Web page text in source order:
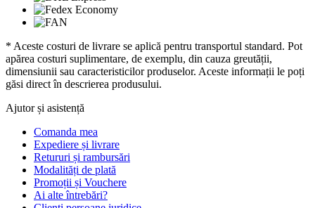
* Aceste costuri de livrare se aplică pentru transportul standard. Pot
apărea costuri suplimentare, de exemplu, din cauza greutății,
dimensiunii sau caracteristicilor produselor. Aceste informații le poți
găsi direct în descrierea produsului.
Ajutor și asistență
Comanda mea
Expediere și livrare
Retururi și rambursări
Modalități de plată
Promoții și Vouchere
Ai alte întrebări?